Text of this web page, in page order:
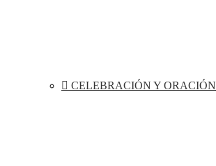
CELEBRACIÓN Y ORACIÓN